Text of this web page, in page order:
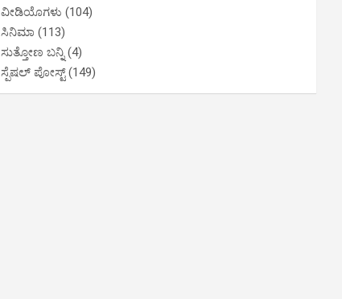
ವೀಡಿಯೊಗಳು (104)
ಸಿನಿಮಾ (113)
ಸುತ್ತೋಣ ಬನ್ನಿ(4)
ಸ್ಪೆಷಲ್ ಪೋಸ್ಟ್(149)